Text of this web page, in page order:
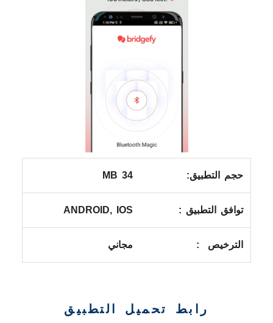
حجم التطبيق: 34 MB
توافق التطبيق : ANDROID, IOS
الترخيص : مجاني
رابط تحميل التطبيق